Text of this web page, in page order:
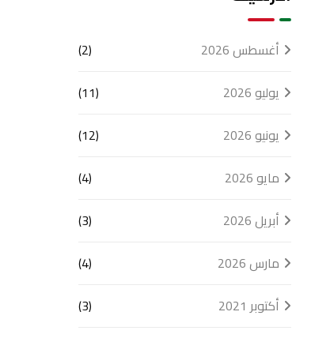
أغسطس 2026
(2)
يوليو 2026
(11)
يونيو 2026
(12)
مايو 2026
(4)
أبريل 2026
(3)
مارس 2026
(4)
أكتوبر 2021
(3)